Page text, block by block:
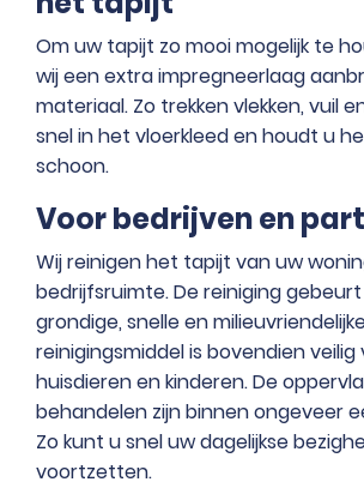
Om uw tapijt zo mooi mogelijk te
wij een extra impregneerlaag
materiaal. Zo trekken vlekken, vuil
snel in het vloerkleed en houdt u
schoon.
Voor bedrijven en
Wij reinigen het tapijt van uw
bedrijfsruimte. De reiniging
grondige, snelle en
reinigingsmiddel is bovendien veilig
huisdieren en kinderen. De
behandelen zijn binnen ongeveer
Zo kunt u snel uw dagelijkse
voortzetten.